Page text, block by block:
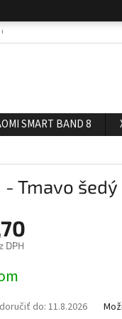
ÚDAJOV
SMART BAND 8
Tmavo šedý
DPH
do: 11.8.2026